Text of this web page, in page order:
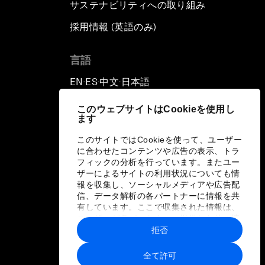
このウェブサイトはCookieを使用し
ます
このサイトではCookieを使って、ユーザー
に合わせたコンテンツや広告の表示、トラ
フィックの分析を行っています。またユー
ザーによるサイトの利用状況についても情
報を収集し、ソーシャルメディアや広告配
信、データ解析の各パートナーに情報を共
有しています。ここで収集された情報は、
ユーザーが各パートナーに提供した他の情
報や各パートナーのサービスを使用した際
に収集された情報と組み合わされ、各パー
トナーによって使用されることがありま
全て許可
拒否
サステナビリティへの取り組み
採用情報 (英語のみ)
言語
EN ▪ES▪中文▪ 日本語